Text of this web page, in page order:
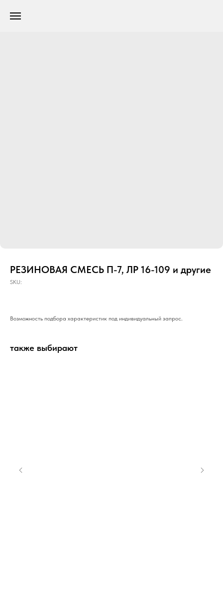
РЕЗИНОВАЯ СМЕСЬ П-7, ЛР 16-109 и другие
SKU:
Возможность подбора характеристик под индивидуальный запрос.
также выбирают